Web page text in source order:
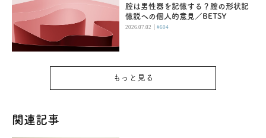
腟は男性器を記憶する？膣の形状記
憶説への個人的意見／BETSY
2026.07.02 |#604
もっと見る
関連記事